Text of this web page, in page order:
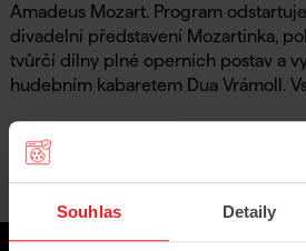
Souhlas Detaily
Amadeus Mozart. Program
divadelní představení Mozartinka,
tvůrčí dílny plné operních postav a
hudebním kabaretem Dua Vrámoll.